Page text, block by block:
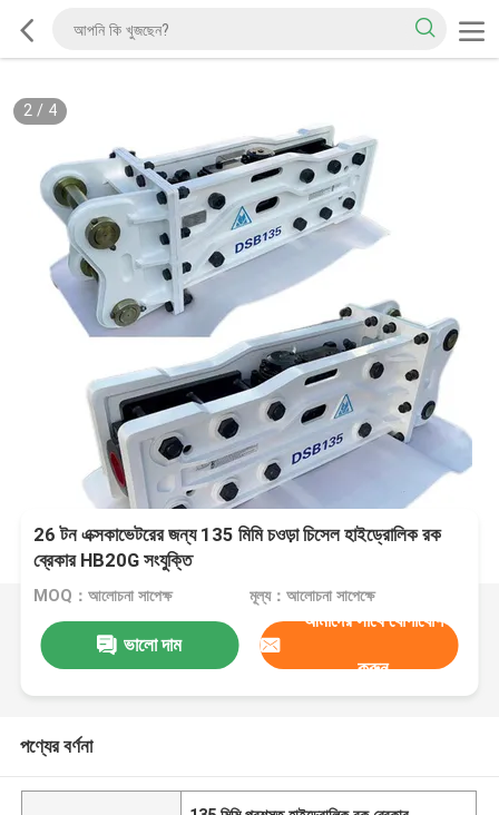
2/ 4
26 টন এক্সকাভেটরের জন্য 135 মিমি চওড়া চিসেল হাইড্রোলিক রক
ব্রেকার HB20G সংযুক্তি
MOQ：আলোচনা সাপেক্ষ মূল্য：আলোচনা সাপেক্ষে
ভালো দাম
আমাদের সাথে যোগাযোগ
করুন
পণ্যের বর্ণনা